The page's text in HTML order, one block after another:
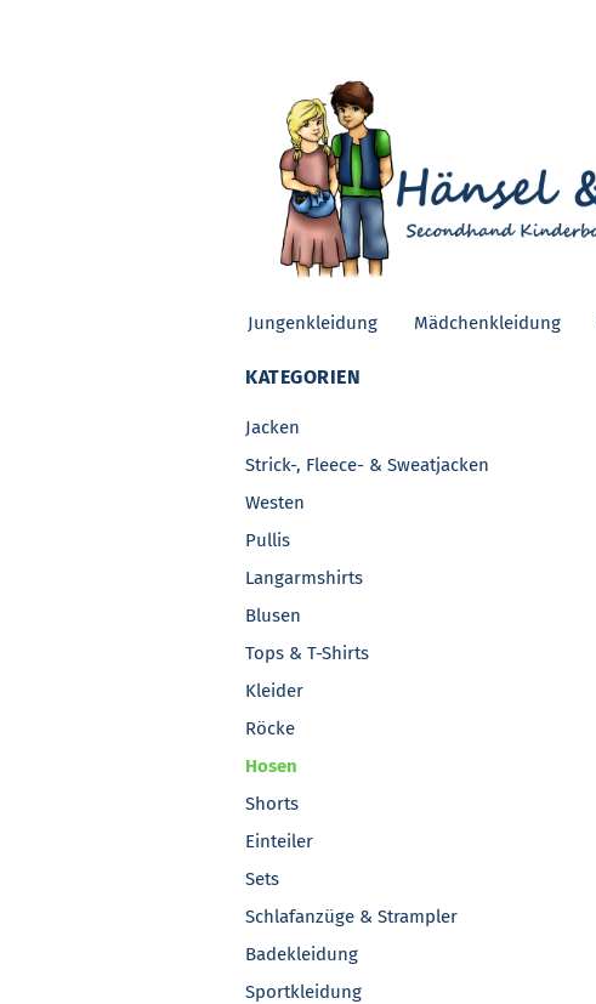
Jungenkleidung Mädchenkleidung
KATEGORIEN
Jacken
Strick-, Fleece- & Sweatjacken
Westen
Pullis
Langarmshirts
Blusen
Tops & T-Shirts
Kleider
Röcke
Hosen
Shorts
Einteiler
Sets
Schlafanzüge & Strampler
Badekleidung
Sportkleidung